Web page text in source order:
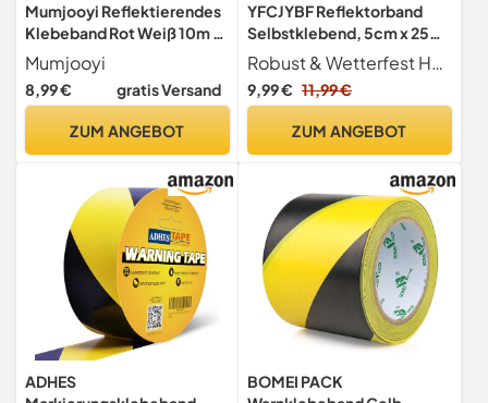
Mumjooyi Reflektierendes
Klebeband Rot Weiß 10m x
5cm Wasserdichtes
Reflektorband
Selbstklebend Warnband
Fahrzeuge Autos Anhänger
Mumjooyi
8,99 € gratis Versand
ZUM ANGEBOT
YFCJYBF Reflektorband
Selbstklebend, 5cm x 25m
– Starke Warnwirkung,
Sicherheitsklebeband für
Innen & Außen, Auffälliges
Rot/Gelb, Ideal für
Robust & Wetterfest Hergestellt aus hochwertigem PET-Material mit starkem Industriekleber. Vollständig wasserdicht, UV-beständig und schmutzabweisend hält auch bei Nässe, Schnee und extremen Temperaturen zuverlässig auf Oberflächen.
9,99 € 11,99 €
ZUM ANGEBOT
ADHES
BOMEI PACK